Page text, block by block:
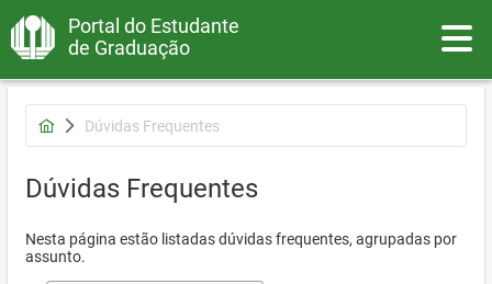
Portal do Estudante
de Graduação
Dúvidas Frequentes
Dúvidas Frequentes
Nesta página estão listadas dúvidas frequentes, agrupadas por
assunto.